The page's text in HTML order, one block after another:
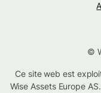
©
Ce site web est
Wise Assets Europe